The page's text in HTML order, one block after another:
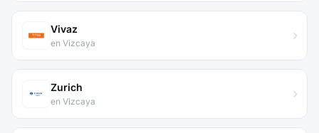
Vivaz
en Vizcaya
Zurich
en Vizcaya